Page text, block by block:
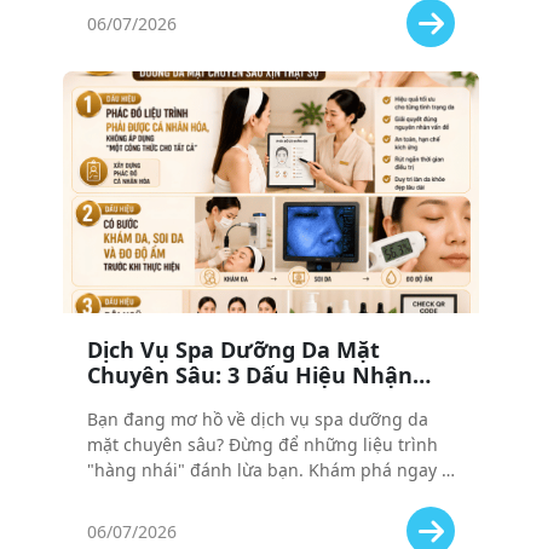
với mức giá cực "hời", vừa tiết kiệm vừa thư
giãn tuyệt đối!
06/07/2026
Dịch Vụ Spa Dưỡng Da Mặt
Chuyên Sâu: 3 Dấu Hiệu Nhận
’Hàng Nhái’
Bạn đang mơ hồ về dịch vụ spa dưỡng da
mặt chuyên sâu? Đừng để những liệu trình
"hàng nhái" đánh lừa bạn. Khám phá ngay 3
xịn thực sự.
06/07/2026